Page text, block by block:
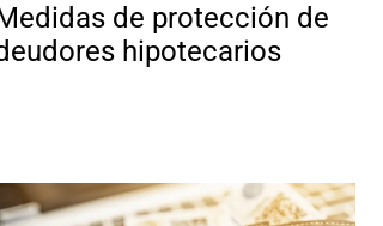
de protección de
hipotecarios